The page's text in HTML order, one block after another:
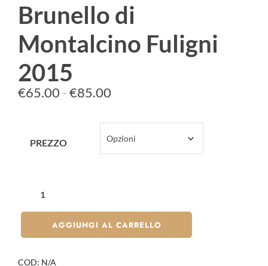
Brunello di
Montalcino Fuligni
2015
€65.00 -€85.00
PREZZO
AGGIUNGI AL CARRELLO
COD: N/A